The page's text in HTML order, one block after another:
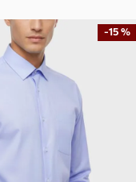
-15 %